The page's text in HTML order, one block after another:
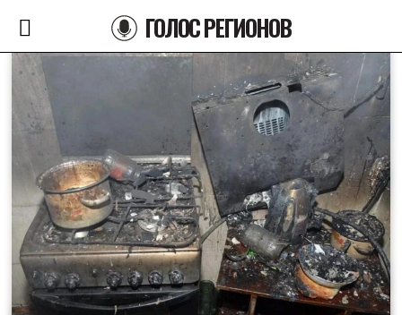
ГОЛОС РЕГИОНОВ